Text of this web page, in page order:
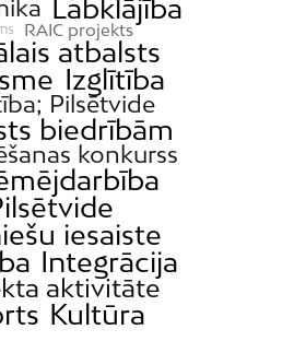
Labklājība
RAIC projekts
atbalsts
Izglītība
Pilsētvide
biedrībām
konkurss
iesaiste
Integrācija
aktivitāte
Kultūra